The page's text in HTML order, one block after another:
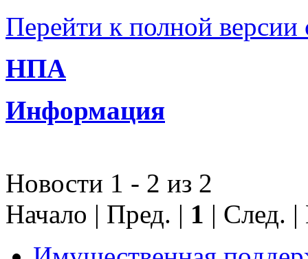
Перейти к полной версии
НПА
Информация
Новости 1 - 2 из 2
Начало | Пред. | 1 | След.